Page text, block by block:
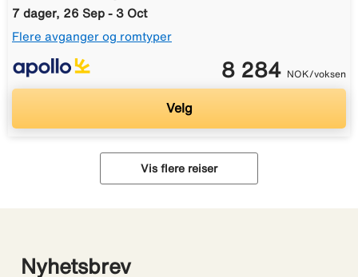
7 dager, 26 Sep - 3 Oct
Flere avganger og romtyper
8 284 NOK/voksen
Velg
Vis flere reiser
Nyhetsbrev